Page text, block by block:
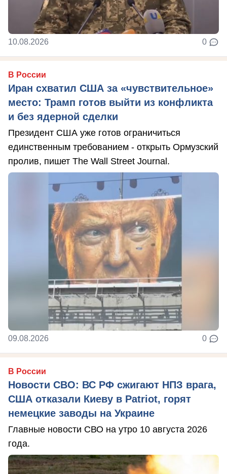
10.08.2026 0
В России
Иран схватил США за «чувствительное»
место: Трамп готов выйти из конфликта
и без ядерной сделки
Президент США уже готов ограничиться
единственным требованием - открыть Ормузский
пролив, пишет The Wall Street Journal.
09.08.2026 0
В России
Новости СВО: ВС РФ сжигают НПЗ врага,
США отказали Киеву в Patriot, горят
немецкие заводы на Украине
Главные новости СВО на утро 10 августа 2026
года.